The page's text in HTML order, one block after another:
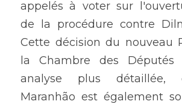
appelés à voter sur
de la procédure contre
Cette décision du nouveau
la Chambre des
analyse plus détaillée,
Maranhão est également